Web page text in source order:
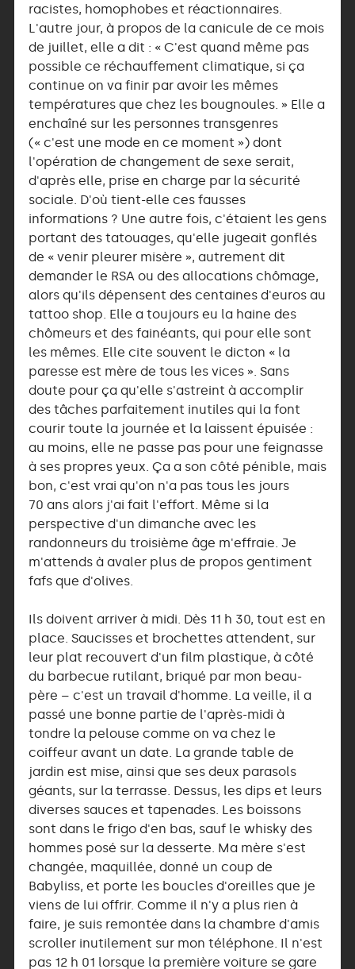
racistes, homophobes et réactionnaires.
L'autre jour, à propos de la canicule de ce mois
de juillet, elle a dit : « C'est quand même pas
possible ce réchauffement climatique, si ça
continue on va finir par avoir les mêmes
températures que chez les bougnoules. » Elle a
enchaîné sur les personnes transgenres
(« c'est une mode en ce moment ») dont
l'opération de changement de sexe serait,
d'après elle, prise en charge par la sécurité
sociale. D'où tient-elle ces fausses
informations ? Une autre fois, c'étaient les gens
portant des tatouages, qu'elle jugeait gonflés
de « venir pleurer misère », autrement dit
demander le RSA ou des allocations chômage,
alors qu'ils dépensent des centaines d'euros au
tattoo shop. Elle a toujours eu la haine des
chômeurs et des fainéants, qui pour elle sont
les mêmes. Elle cite souvent le dicton « la
paresse est mère de tous les vices ». Sans
doute pour ça qu'elle s'astreint à accomplir
des tâches parfaitement inutiles qui la font
courir toute la journée et la laissent épuisée :
au moins, elle ne passe pas pour une feignasse
à ses propres yeux. Ça a son côté pénible, mais
bon, c'est vrai qu'on n'a pas tous les jours
70 ans alors j'ai fait l'effort. Même si la
perspective d'un dimanche avec les
randonneurs du troisième âge m'effraie. Je
m'attends à avaler plus de propos gentiment
fafs que d'olives.
Ils doivent arriver à midi. Dès 11 h 30, tout est en
place. Saucisses et brochettes attendent, sur
leur plat recouvert d'un film plastique, à côté
du barbecue rutilant, briqué par mon beau-
père – c'est un travail d'homme. La veille, il a
passé une bonne partie de l'après-midi à
tondre la pelouse comme on va chez le
coiffeur avant un date. La grande table de
jardin est mise, ainsi que ses deux parasols
géants, sur la terrasse. Dessus, les dips et leurs
diverses sauces et tapenades. Les boissons
sont dans le frigo d'en bas, sauf le whisky des
hommes posé sur la desserte. Ma mère s'est
changée, maquillée, donné un coup de
Babyliss, et porte les boucles d'oreilles que je
viens de lui offrir. Comme il n'y a plus rien à
faire, je suis remontée dans la chambre d'amis
scroller inutilement sur mon téléphone. Il n'est
pas 12 h 01 lorsque la première voiture se gare